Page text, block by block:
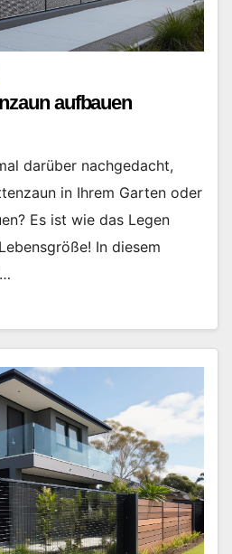
aufbauen
darüber nachgedacht,
in Ihrem Garten oder
Es ist wie das Legen
In diesem